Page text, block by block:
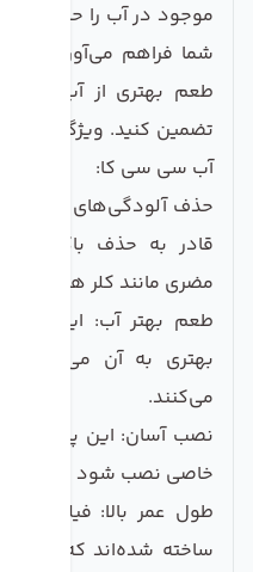
موجود در آب را حذف
شما فراهم می‌آورد. با
طعم بهتری از آب لذت
تضمین کنید. ویژگی‌های
آب سی سی کا:
حذف آلودگی‌های میکروبی
قادر به حذف
مضری مانند کلر هستند.
طعم بهتر آب: این
بهتری به آن می‌بخشند
می‌کنند.
نصب آسان: این پک
خاصی نصب شود و به
طول عمر بالا:
ساخته شده‌اند که دارای